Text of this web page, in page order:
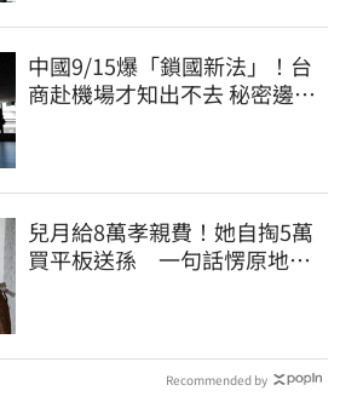
中國9/15爆「鎖國新法」！台
商赴機場才知出不去 秘密邊控
兒月給8萬孝親費！她自掏5萬
買平板送孫 一句話愣原地
Recommended by